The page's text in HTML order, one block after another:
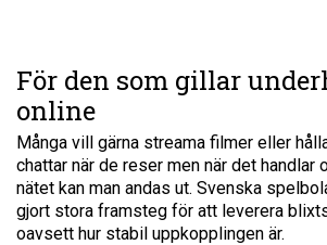
För den som gillar
online
Många vill gärna streama filmer eller
chattar när de reser men när det handlar
nätet kan man andas ut. Svenska
gjort stora framsteg för att leverera
oavsett hur stabil uppkopplingen är.